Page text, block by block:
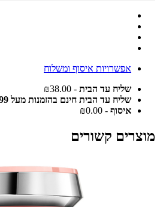
אפשרויות איסוף ומשלוח
שליח עד הבית - ₪38.00
שליח עד הבית חינם בהזמנות מעל 299 שח
איסוף - ₪0.00
מוצרים קשורים